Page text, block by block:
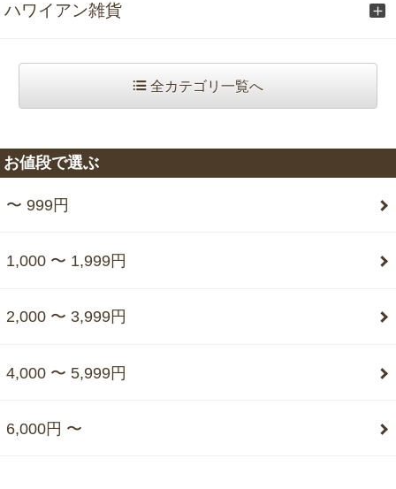
ハワイアン雑貨
全カテゴリ一覧へ
お値段で選ぶ
〜 999円
1,000 〜 1,999円
2,000 〜 3,999円
4,000 〜 5,999円
6,000円 〜